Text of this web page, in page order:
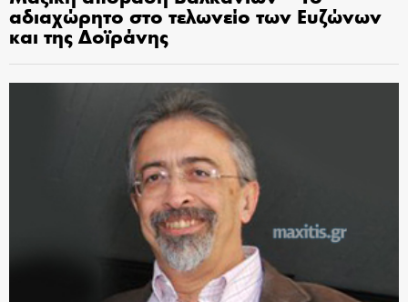
αδιαχώρητο στο τελωνείο των Ευζώνων
και της Δοϊράνης